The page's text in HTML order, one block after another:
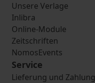
Unsere Verlage
Inlibra
Online-Module
Zeitschriften
NomosEvents
Service
Lieferung und Zahlung